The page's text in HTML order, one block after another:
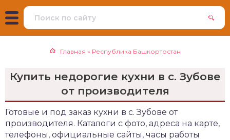
Главная » Республика Башкортостан
Купить недорогие кухни в с. Зубове
от производителя
Готовые и под заказ кухни в с. Зубове от
производителя. Каталоги с фото, адреса на карте,
телефоны, официальные сайты, часы работы